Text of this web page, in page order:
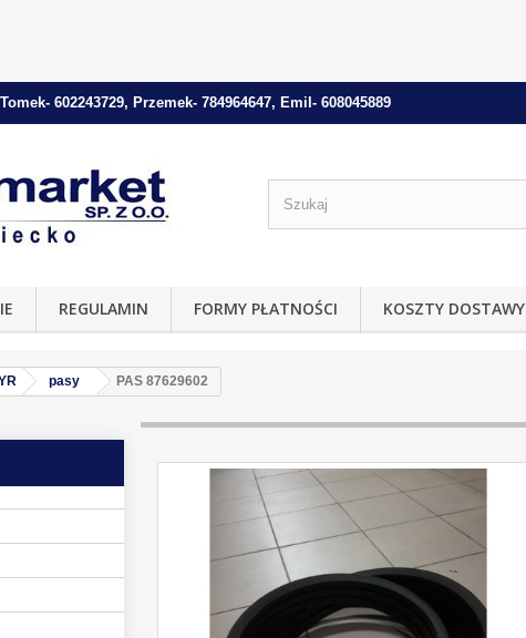
Tomek- 602243729, Przemek- 784964647, Emil- 608045889
REGULAMIN FORMY PŁATNOŚCI KOSZTY DOSTAWY
pasy PAS 87629602